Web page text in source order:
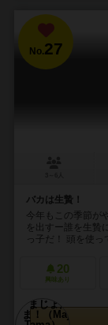
No.27
バカは生贄！
今年もこの季節が
を出すー誰を生贄
っ子だ！ 頭を使っ
20
興味あり